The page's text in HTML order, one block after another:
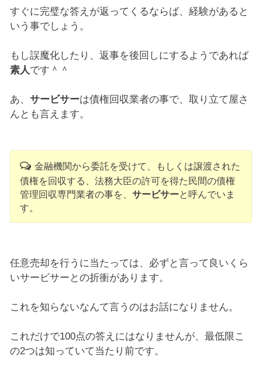
すぐに完璧な答えが返ってくるならば、経験があると
いう事でしょう。
もし誤魔化したり、返事を後回しにするようであれば
素人です＾＾
あ、 サービサーは債権回収業者の事で、取り立て屋さ
んとも言えます。
金融機関から委託を受けて、もしくは譲渡された
債権を回収する、法務大臣の許可を得た民間の債権
管理回収専門業者の事を、サービサーと呼んでいま
す。
任意売却を行うに当たっては、必ずと言って良いくら
いサービサーとの折衝があります。
これを知らないなんて言うのはお話になりません。
これだけで100点の答えにはなりませんが、最低限こ
の2つは知っていて当たり前です。